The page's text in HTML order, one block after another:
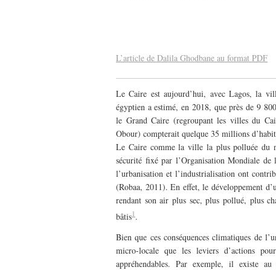
L’article de Dalila Ghodbane au format PDF
Le Caire est aujourd’hui, avec Lagos, la
égyptien a estimé, en 2018, que près de 9
le Grand Caire (regroupant les villes du
Obour) compterait quelque 35 millions
Le Caire comme la ville la plus polluée du
sécurité fixé par l’Organisation Mondiale
l’urbanisation et l’industrialisation ont
(Robaa, 2011). En effet, le développement
rendant son air plus sec, plus pollué, plus
bâtis1 .
Bien que ces conséquences climatiques de
micro-locale que les leviers d’actions
appréhendables. Par exemple, il existe